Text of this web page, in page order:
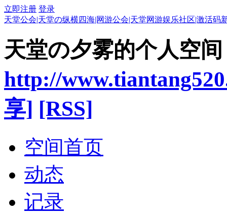
立即注册 登录
天堂公会|天堂の纵横四海|网游公会|天堂网游娱乐社区|激活码
天堂の夕雾的个人空间
http://
享] [RSS]
空间首页
动态
记录